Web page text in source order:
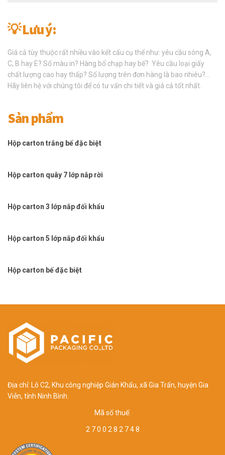
💡 Lưu ý:
Giá cả tùy thuộc rất nhiều vào kết cấu cụ thể như: yêu cầu sóng A,
C, B hay E? Số màu in? Hàng bổ chạp hay bế? Yêu cầu loại giấy
chất lượng cao hay thấp? Số lượng trên đơn hàng là bao nhiêu?…
Hãy liên hệ với chúng tôi để có tư vấn chi tiết và giá cả tốt nhất.
Sản phẩm
Hộp carton trắng bế đặc biệt
Hộp carton quây 7 lớp nắp rời
Hộp carton 3 lớp nắp đối khẩu
Hộp carton 5 lớp nắp đối khẩu
Hộp carton bế đặc biệt
Địa chỉ: Lô C2, Khu công nghiệp Gián Khẩu, xã Gia Trấn, huyện Gia
Viễn, tỉnh Ninh Bình.
Mã số thuế:
2 7 0 0 2 8 2 7 4 8